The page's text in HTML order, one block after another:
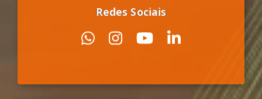
Redes Sociais